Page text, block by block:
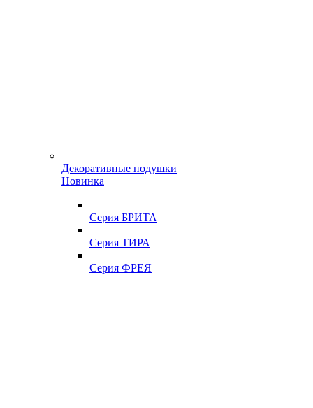
Декоративные подушки
Новинка
Серия БРИТА
Серия ТИРА
Серия ФРЕЯ